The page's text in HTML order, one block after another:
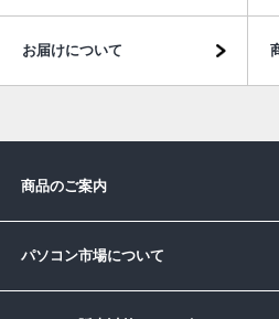
お届けについて
商品のご案内
パソコン市場について